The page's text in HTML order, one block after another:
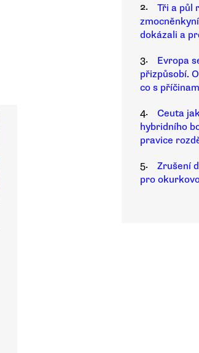
2.
Tři a půl
dokázali a
3.
Evropa
přizpůsobí.
co s
4.
Ceuta
hybridního
pravice
5.
Zrušení
pro